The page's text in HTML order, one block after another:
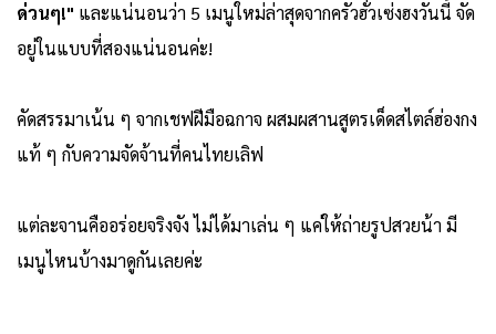
ด่วนๆ!" และแน่นอนว่า 5 เมนูใหม่ล่าสุดจากครัวฮั่วเซ่งฮงวันนี้ จัด
อยู่ในแบบที่สองแน่นอนค่ะ!
คัดสรรมาเน้น ๆ จากเชฟฝีมือฉกาจ ผสมผสานสูตรเด็ดสไตล์ฮ่องกง
แท้ ๆ กับความจัดจ้านที่คนไทยเลิฟ
แต่ละจานคืออร่อยจริงจัง ไม่ได้มาเล่น ๆ แค่ให้ถ่ายรูปสวยน้า มี
เมนูไหนบ้างมาดูกันเลยค่ะ